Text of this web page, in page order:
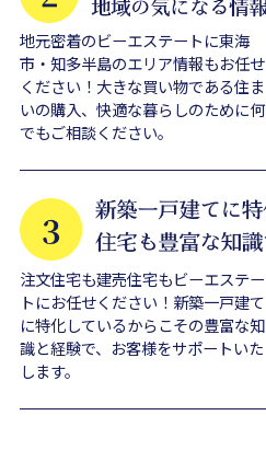
地元密着のビーエステートに東海
市・知多半島のエリア情報もお任せ
ください！大きな買い物である住ま
いの購入、快適な暮らしのために何
でもご相談ください。
注文住宅も建売住宅もビーエステー
トにお任せください！新築一戸建て
に特化しているからこその豊富な知
識と経験で、お客様をサポートいた
します。